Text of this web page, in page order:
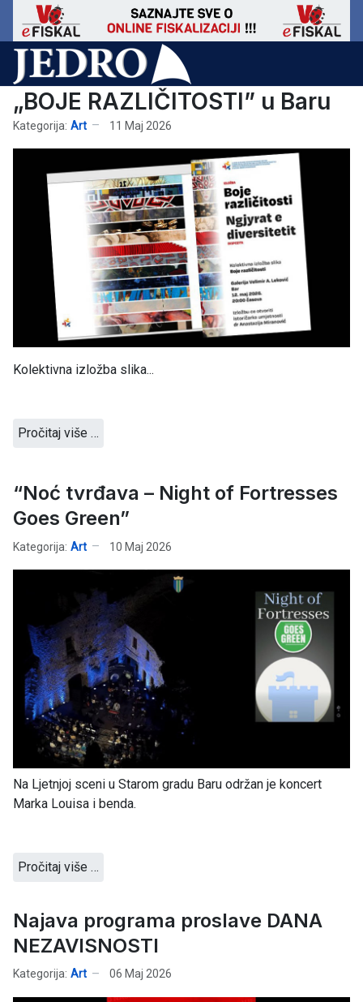
„BOJE RAZLIČITOSTI” u Baru
Kategorija: Art 11 Maj 2026
Kolektivna izložba slika...
Pročitaj više …
“Noć tvrđava – Night of Fortresses
Goes Green”
Kategorija: Art 10 Maj 2026
Na Ljetnjoj sceni u Starom gradu Baru održan je koncert
Marka Louisa i benda.
Pročitaj više …
Najava programa proslave DANA
NEZAVISNOSTI
Kategorija: Art 06 Maj 2026